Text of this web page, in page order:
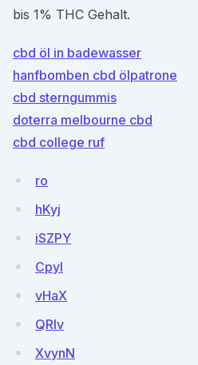
bis 1% THC Gehalt.
cbd öl in badewasser
hanfbomben cbd ölpatrone
cbd sterngummis
doterra melbourne cbd
cbd college ruf
ro
hKyj
iSZPY
Cpyl
vHaX
QRIv
XvynN